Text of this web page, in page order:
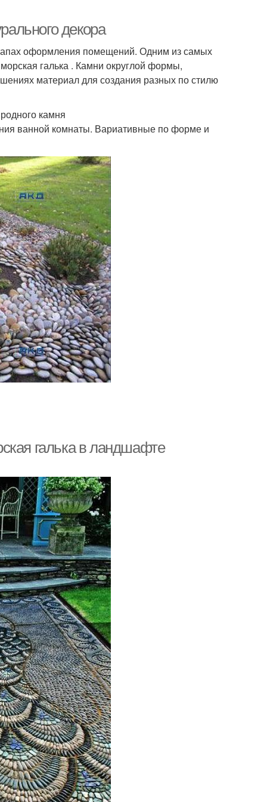
декора
оформления помещений. Одним из самых
галька . Камни округлой формы,
материал для создания разных по стилю
камня
ванной комнаты. Вариативные по форме и
галька в ландшафте